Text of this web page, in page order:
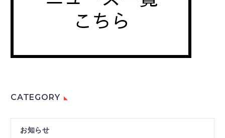
CATEGORY
お知らせ